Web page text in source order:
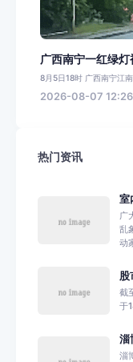
广西南宁一红绿
8月5日18时 广西南宁江
2026-08-07
热门资讯
室
广
乱
动
股
截
于
淄
淄